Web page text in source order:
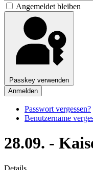
Angemeldet bleiben
Passkey verwenden
Anmelden
Passwort vergessen?
Benutzername
28.09. -
Details